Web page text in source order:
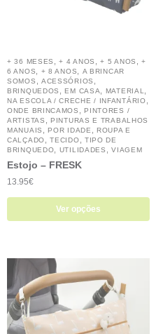
+ 36 MESES ,+ 4 ANOS ,+ 5 ANOS ,+
6 ANOS
+ 8 ANOS
A BRINCAR
SOMOS
ACESSÓRIOS
BRINQUEDOS EM CASA MATERIAL
NA ESCOLA / CRECHE / INFANTÁRIO
ONDE BRINCAMOS
PINTORES /
ARTISTAS
PINTURAS E TRABALHOS
MANUAIS
POR IDADE
ROUPA E
CALÇADO
,TECIDO
TIPO DE
BRINQUEDO
UTILIDADES ,VIAGEM
Estojo – FRESK
13.95€
Ver opções